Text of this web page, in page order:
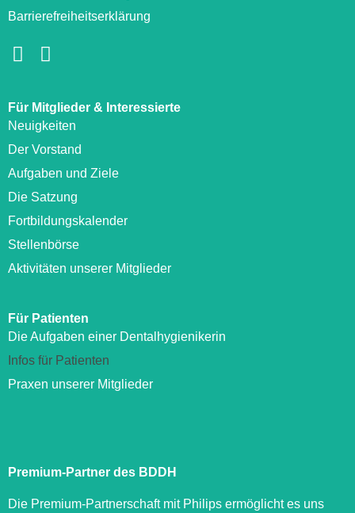
Barrierefreiheitserklärung
Für Mitglieder & Interessierte
Neuigkeiten
Der Vorstand
Aufgaben und Ziele
Die Satzung
Fortbildungskalender
Stellenbörse
Aktivitäten unserer Mitglieder
Für Patienten
Die Aufgaben einer Dentalhygienikerin
Infos für Patienten
Praxen unserer Mitglieder
Premium-Partner des BDDH
Die Premium-Partnerschaft mit Philips ermöglicht es uns